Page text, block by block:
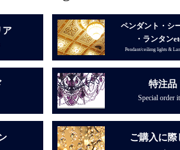
ア
ペンダント・シ
・ランタン
Pendant/ceilimg lights &
特注品
Special order
ご購入に際